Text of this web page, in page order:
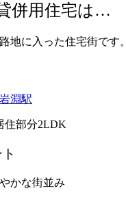
併用住宅は…
地に入った住宅街です。
住部分2LDK
かな街並み